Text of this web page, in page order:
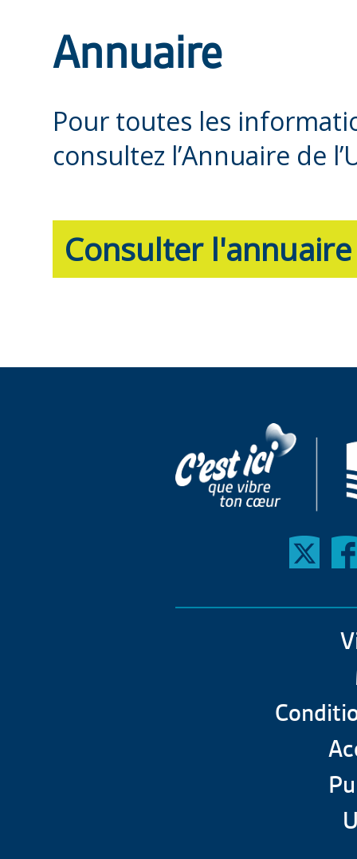
Annuaire
Pour toutes les
consultez l’Annuaire de
Consulter l'annuaire